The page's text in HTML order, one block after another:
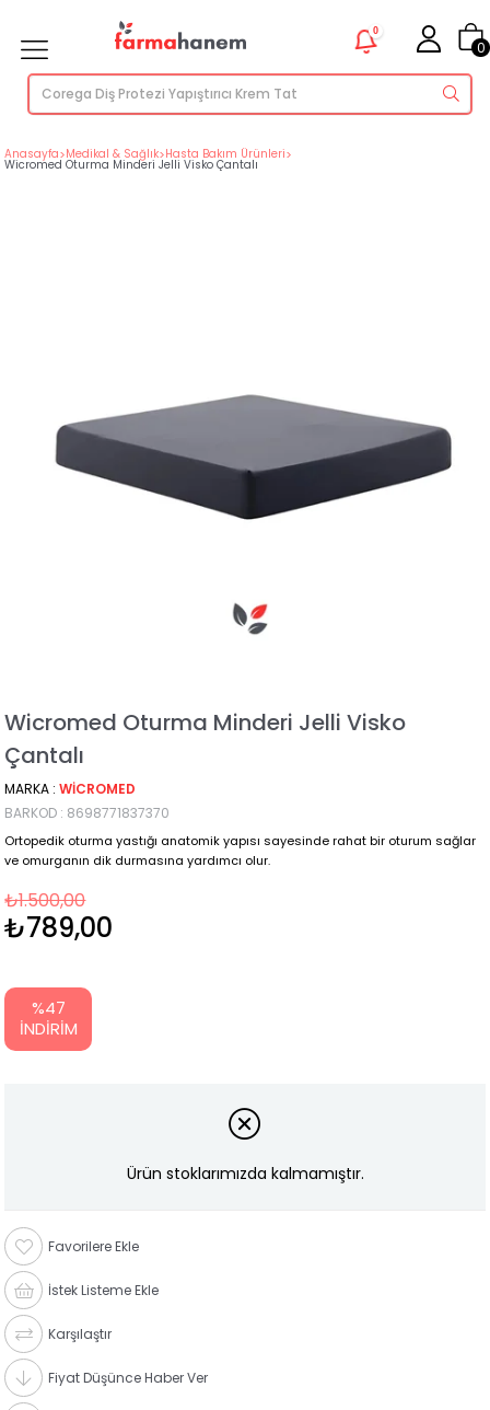
0
0
Anasayfa>Medikal & Sağlık>Hasta Bakım Ürünleri>
Wicromed Oturma Minderi Jelli Visko Çantalı
Wicromed Oturma Minderi Jelli Visko
Çantalı
MARKA : WICROMED
BARKOD : 8698771837370
Ortopedik oturma yastığı anatomik yapısı sayesinde rahat bir oturum sağlar
ve omurganın dik durmasına yardımcı olur.
₺1.500,00
₺789,00
%47
İNDIRIM
Ürün stoklarımızda kalmamıştır.
Favorilere Ekle
İstek Listeme Ekle
Karşılaştır
Fiyat Düşünce Haber Ver